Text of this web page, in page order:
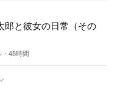
郎と彼女の日常（その
48時間